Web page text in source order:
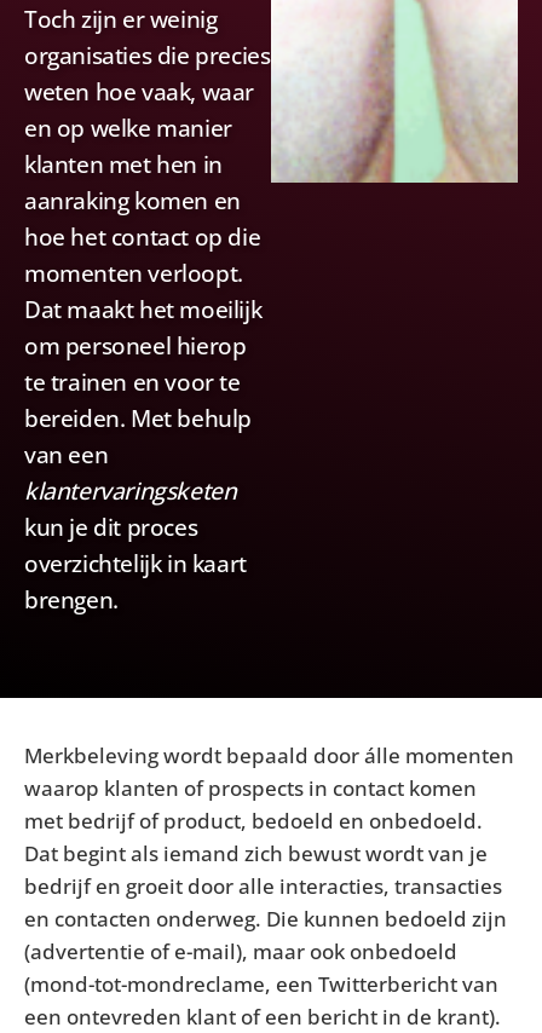
Toch zijn er weinig
organisaties die precies
weten hoe vaak, waar
en op welke manier
klanten met hen in
aanraking komen en
hoe het contact op die
momenten verloopt.
Dat maakt het moeilijk
om personeel hierop
te trainen en voor te
bereiden. Met behulp
van een
klantervaringsketen
kun je dit proces
overzichtelijk in kaart
brengen.
Merkbeleving wordt bepaald door álle momenten
waarop klanten of prospects in contact komen
met bedrijf of product, bedoeld en onbedoeld.
Dat begint als iemand zich bewust wordt van je
bedrijf en groeit door alle interacties, transacties
en contacten onderweg. Die kunnen bedoeld zijn
(advertentie of e-mail), maar ook onbedoeld
(mond-tot-mondreclame, een Twitterbericht van
een ontevreden klant of een bericht in de krant).